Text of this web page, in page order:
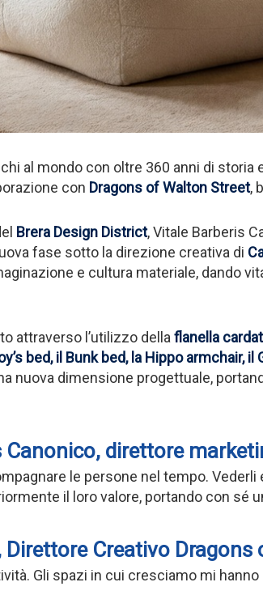
al mondo con oltre 360 anni di
con Dragons of Walton Street,
Brera Design District, Vitale Barberis
fase sotto la direzione creativa di
e cultura materiale, dando
attraverso l’utilizzo dellaflanella
bed, il Bunk bed, la Hippo armchair,
nuova dimensione progettuale,
Canonico, direttore
le persone nel tempo.
il loro valore, portando con sé
Direttore Creativo
Gli spazi in cui cresciamo mi